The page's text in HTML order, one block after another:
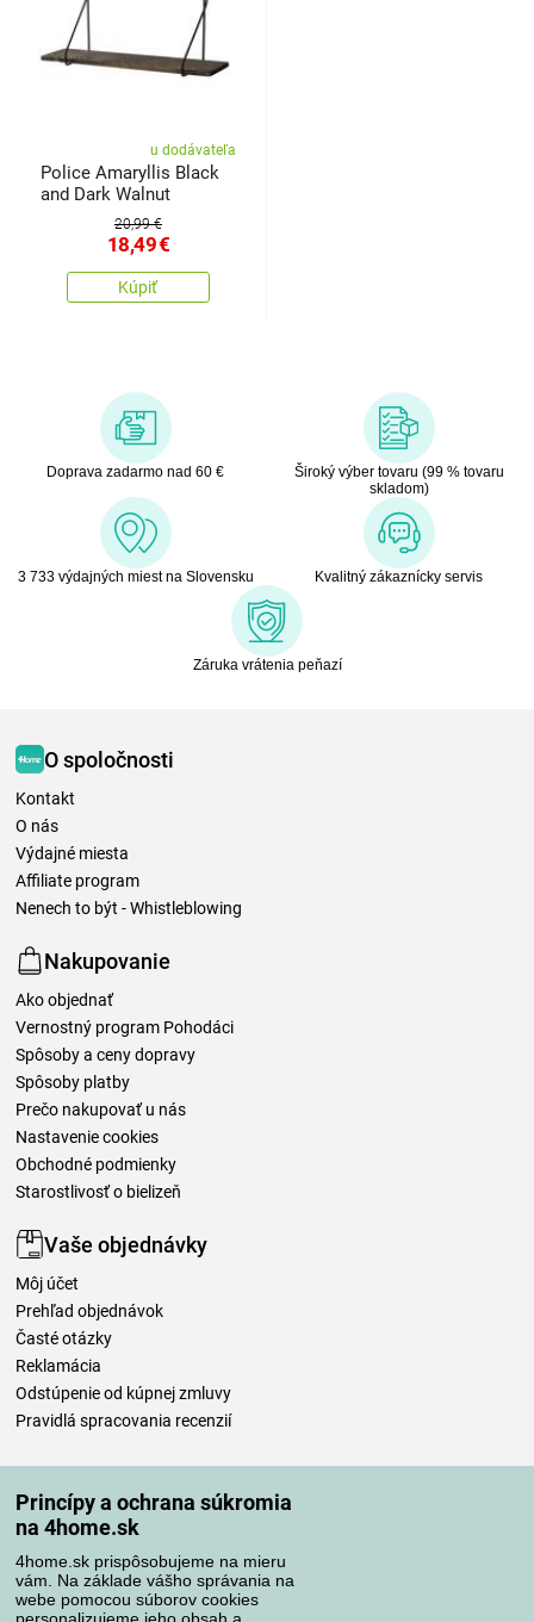
Princípy a ochrana súkromia
na 4home.sk
4home.sk prispôsobujeme na mieru
vám. Na základe vášho správania na
webe pomocou súborov cookies
u dodávateľa
Police Amaryllis Black
and Dark Walnut
20,99 €
18,49€
Kúpiť
Doprava zadarmo nad 60 €
Široký výber tovaru (99 % tovaru
skladom)
3 733 výdajných miest na Slovensku Kvalitný zákaznícky servis
Záruka vrátenia peňazí
O spoločnosti
Kontakt
O nás
Výdajné miesta
Affiliate program
Nenech to být - Whistleblowing
Nakupovanie
Ako objednať
Vernostný program Pohodáci
Spôsoby a ceny dopravy
Spôsoby platby
Prečo nakupovať u nás
Nastavenie cookies
Obchodné podmienky
Starostlivosť o bielizeň
Vaše objednávky
Môj účet
Prehľad objednávok
Časté otázky
Reklamácia
Odstúpenie od kúpnej zmluvy
Pravidlá spracovania recenzií
Spôsoby platby